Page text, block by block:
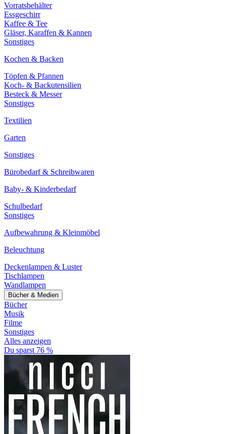
Vorratsbehälter
Essgeschirr
Kaffee & Tee
Gläser, Karaffen & Kannen
Sonstiges
Kochen & Backen
Töpfen & Pfannen
Koch- & Backutensilien
Besteck & Messer
Sonstiges
Textilien
Garten
Sonstiges
Bürobedarf & Schreibwaren
Baby- & Kinderbedarf
Schulbedarf
Sonstiges
Aufbewahrung & Kleinmöbel
Beleuchtung
Deckenlampen & Luster
Tischlampen
Wandlampen
Bücher & Medien
Bücher
Musik
Filme
Sonstiges
Alles anzeigen
Du sparst 76 %